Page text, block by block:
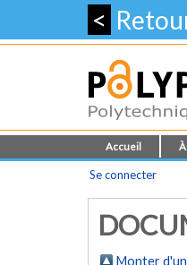
<
Accueil
Se connecter
Monter